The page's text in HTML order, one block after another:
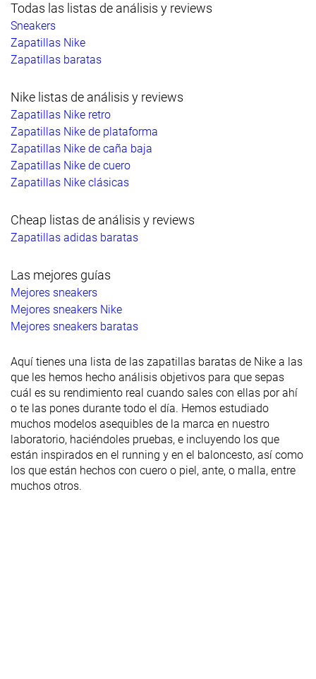
Todas las listas de análisis y reviews
Sneakers
Zapatillas Nike
Zapatillas baratas
Nike listas de análisis y reviews
Zapatillas Nike retro
Zapatillas Nike de plataforma
Zapatillas Nike de caña baja
Zapatillas Nike de cuero
Zapatillas Nike clásicas
Cheap listas de análisis y reviews
Zapatillas adidas baratas
Las mejores guías
Mejores sneakers
Mejores sneakers Nike
Mejores sneakers baratas
Aquí tienes una lista de las zapatillas baratas de Nike a las
que les hemos hecho análisis objetivos para que sepas
cuál es su rendimiento real cuando sales con ellas por ahí
o te las pones durante todo el día. Hemos estudiado
muchos modelos asequibles de la marca en nuestro
laboratorio, haciéndoles pruebas, e incluyendo los que
están inspirados en el running y en el baloncesto, así como
los que están hechos con cuero o piel, ante, o malla, entre
muchos otros.